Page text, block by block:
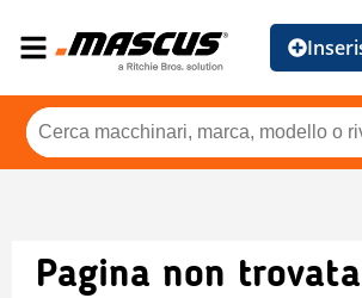
Pagina non trovata